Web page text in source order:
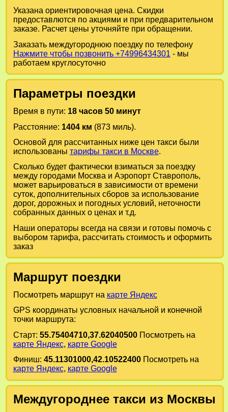
Указана ориентировочная цена. Скидки
предоставлются по акциями и при предварительном
заказе. Расчет цены уточняйте при обращении.
Заказать междугороднюю поездку по телефону
Нажмите чтобы позвонить +74996434301 - мы
работаем круглосуточно
Параметры поездки
Время в пути: 18 часов 50 минут
Расстояние: 1404 км (873 миль).
Основой для рассчитанных ниже цен такси были
использованы тарифы такси в Москве.
Сколько будет фактически взиматься за поездку
между городами Москваи Аэропорт Ставрополь,
может варьироваться в зависимости от времени
суток, дополнительных сборов за использование
дорог, дорожных и погодных условий, неточности
собранных данных о ценах и т.д.
Наши операторы всегда на связи и готовы помочь с
выбором тарифа, рассчитать стоимость и оформить
заказ
Маршрут поездки
Посмотреть маршрут на карте Яндекс
GPS координаты условных начальной и конечной
точки маршрута:
Старт: 55.75404710,37.62040500Посмотреть на
карте Яндекс, карте Google
Финиш: 45.11301000,42.10522400Посмотреть на
карте Яндекс, карте Google
Междугороднее такси из Москвы